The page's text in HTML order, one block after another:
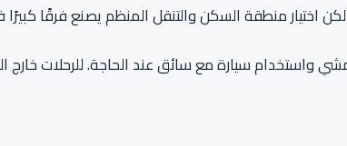
اختيار منطقة السكن والتنقل المنظم يصنع فرقًا كبيرًا
واستخدام سيارة مع سائق عند الحاجة. للرحلات خارج